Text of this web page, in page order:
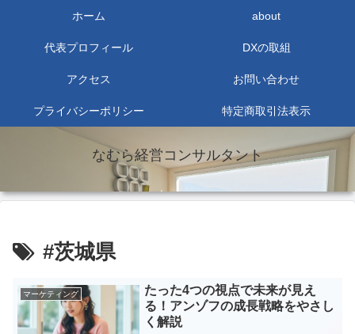
なむら経営コンサルタント
ホーム about
代表プロフィール DXの取組
アクセス お問い合わせ
プライバシーポリシー 特定商取引法表示
#茨城県
マーケティング
たった4つの視点で未来が見え
る！アンゾフの成長戦略をやさし
く解説